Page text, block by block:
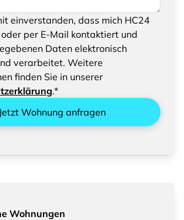
senden zu können, bestätigen
Speichern und Verarbeiten Ihrer
Daten
einverstanden, dass mich HC24
per E-Mail kontaktiert und
Daten elektronisch
verarbeitet. Weitere
finden Sie in unserer
.*
Jetzt Wohnung anfragen
Wohnungen